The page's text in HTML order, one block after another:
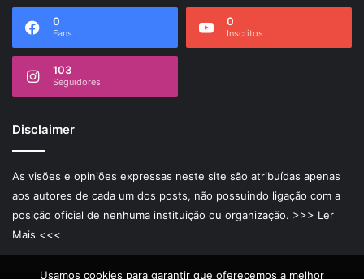
0
Fans
0
Inscritos
103
Seguidores
Disclaimer
As visões e opiniões expressas neste site são atribuídas apenas
aos autores de cada um dos posts, não possuindo ligação com a
posição oficial de nenhuma instituição ou organização. >>> Ler
Mais <<<
Usamos cookies para garantir que oferecemos a melhor